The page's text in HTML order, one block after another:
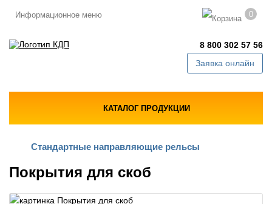
Информационное меню 0
8 800 302 57 56
Заявка онлайн
КАТАЛОГ ПРОДУКЦИИ
Стандартные направляющие рельсы
Покрытия для скоб